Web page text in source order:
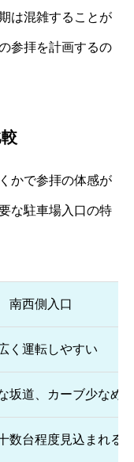
は混雑することが
参拝を計画するの
かで参拝の体感が
な駐車場入口の特
南西側入口
く運転しやすい
坂道、カーブ少なめ
数台程度見込まれる